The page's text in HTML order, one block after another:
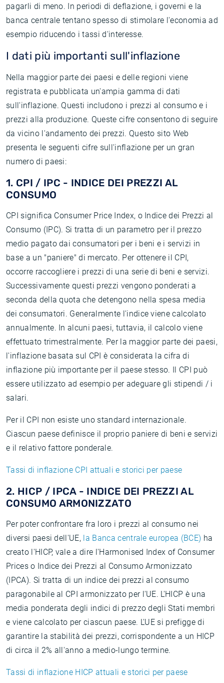
pagarli di meno. In periodi di deflazione, i governi e la
banca centrale tentano spesso di stimolare l'economia ad
esempio riducendo i tassi d'interesse.
I dati più importanti sull'inflazione
Nella maggior parte dei paesi e delle regioni viene
registrata e pubblicata un'ampia gamma di dati
sull'inflazione. Questi includono i prezzi al consumo e i
prezzi alla produzione. Queste cifre consentono di seguire
da vicino l'andamento dei prezzi. Questo sito Web
presenta le seguenti cifre sull'inflazione per un gran
numero di paesi:
1. CPI / IPC - INDICE DEI PREZZI AL
CONSUMO
CPI significa Consumer Price Index, o Indice dei Prezzi al
Consumo (IPC). Si tratta di un parametro per il prezzo
medio pagato dai consumatori per i beni e i servizi in
base a un "paniere" di mercato. Per ottenere il CPI,
occorre raccogliere i prezzi di una serie di beni e servizi.
Successivamente questi prezzi vengono ponderati a
seconda della quota che detengono nella spesa media
dei consumatori. Generalmente l'indice viene calcolato
annualmente. In alcuni paesi, tuttavia, il calcolo viene
effettuato trimestralmente. Per la maggior parte dei paesi,
l'inflazione basata sul CPI è considerata la cifra di
inflazione più importante per il paese stesso. Il CPI può
essere utilizzato ad esempio per adeguare gli stipendi / i
salari.
Per il CPI non esiste uno standard internazionale.
Ciascun paese definisce il proprio paniere di beni e servizi
e il relativo fattore ponderale.
Tassi di inflazione CPI attuali e storici per paese
2. HICP / IPCA - INDICE DEI PREZZI AL
CONSUMO ARMONIZZATO
Per poter confrontare fra loro i prezzi al consumo nei
diversi paesi dell'UE, la Banca centrale europea (BCE) ha
creato l'HICP, vale a dire l'Harmonised Index of Consumer
Prices o Indice dei Prezzi al Consumo Armonizzato
(IPCA). Si tratta di un indice dei prezzi al consumo
paragonabile al CPI armonizzato per l'UE. L'HICP è una
media ponderata degli indici di prezzo degli Stati membri
e viene calcolato per ciascun paese. L'UE si prefigge di
garantire la stabilità dei prezzi, corrispondente a un HICP
di circa il 2% all'anno a medio-lungo termine.
Tassi di inflazione HICP attuali e storici per paese